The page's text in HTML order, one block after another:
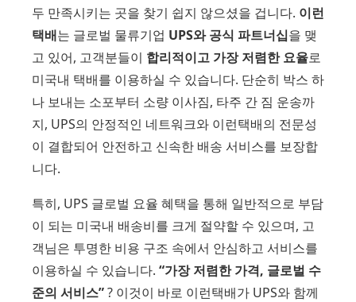
두 만족시키는 곳을 찾기 쉽지 않으셨을 겁니다. 이런
택배는 글로벌 물류기업 UPS와 공식 파트너십을 맺
고 있어, 고객분들이 합리적이고 가장 저렴한 요율로
미국내 택배를 이용하실 수 있습니다. 단순히 박스 하
나 보내는 소포부터 소량 이사짐, 타주 간 짐 운송까
지, UPS의 안정적인 네트워크와 이런택배의 전문성
이 결합되어 안전하고 신속한 배송 서비스를 보장합
니다.
특히, UPS 글로벌 요율 혜택을 통해 일반적으로 부담
이 되는 미국내 배송비를 크게 절약할 수 있으며, 고
객님은 투명한 비용 구조 속에서 안심하고 서비스를
이용하실 수 있습니다. “가장 저렴한 가격, 글로벌 수
준의 서비스”? 이것이 바로 이런택배가 UPS와 함께